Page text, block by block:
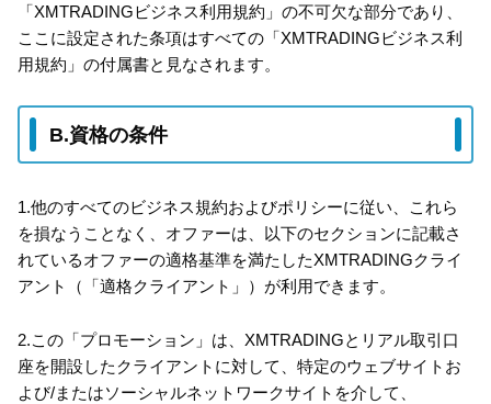
「XMTRADINGビジネス利用規約」の不可欠な部分であり、
ここに設定された条項はすべての「XMTRADINGビジネス利
用規約」の付属書と見なされます。
B.資格の条件
1.他のすべてのビジネス規約およびポリシーに従い、これら
を損なうことなく、オファーは、以下のセクションに記載さ
れているオファーの適格基準を満たしたXMTRADINGクライ
アント（「適格クライアント」）が利用できます。
2.この「プロモーション」は、XMTRADINGとリアル取引口
座を開設したクライアントに対して、特定のウェブサイトお
よび/またはソーシャルネットワークサイトを介して、